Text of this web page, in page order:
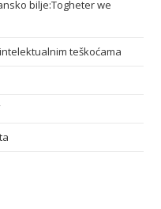
bilje:Togheter we
teškoćama